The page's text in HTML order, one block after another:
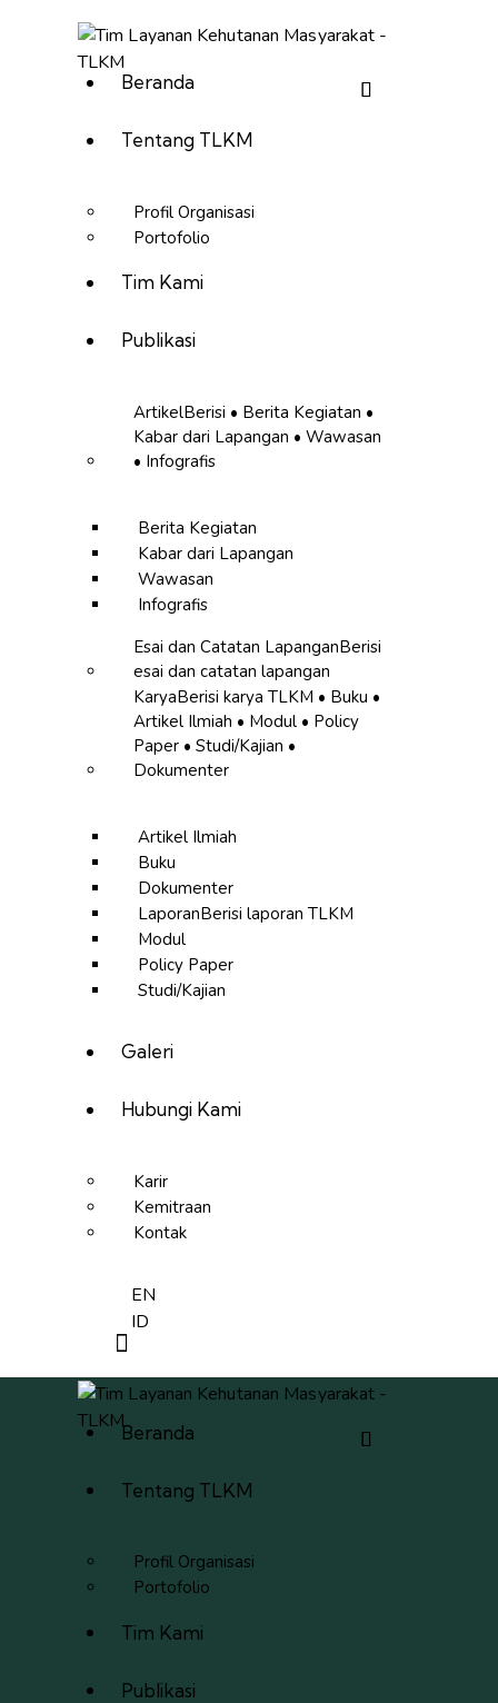
Beranda
Tentang TLKM
Profil Organisasi
Portofolio
Tim Kami
Publikasi
ArtikelBerisi • Berita Kegiatan •
Kabar dari Lapangan • Wawasan
• Infografis
Berita Kegiatan
Kabar dari Lapangan
Wawasan
Infografis
Esai dan Catatan LapanganBerisi
esai dan catatan lapangan
KaryaBerisi karya TLKM • Buku •
Artikel Ilmiah • Modul • Policy
Paper • Studi/Kajian •
Dokumenter
Artikel Ilmiah
Buku
Dokumenter
LaporanBerisi laporan TLKM
Modul
Policy Paper
Studi/Kajian
Galeri
Hubungi Kami
Karir
Kemitraan
Kontak
EN
ID
Beranda
Tentang TLKM
Profil Organisasi
Portofolio
Tim Kami
Publikasi